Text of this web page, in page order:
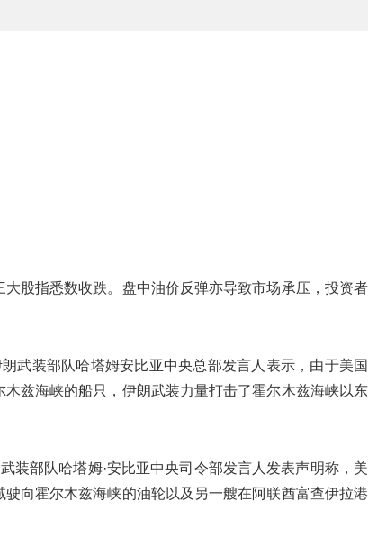
股指悉数收跌。盘中油价反弹亦导致市场承压，投资者
武装部队哈塔姆安比亚中央总部发言人表示，由于美国
兹海峡的船只，伊朗武装力量打击了霍尔木兹海峡以东
装部队哈塔姆·安比亚中央司令部发言人发表声明称，美
向霍尔木兹海峡的油轮以及另一艘在阿联酋富查伊拉港